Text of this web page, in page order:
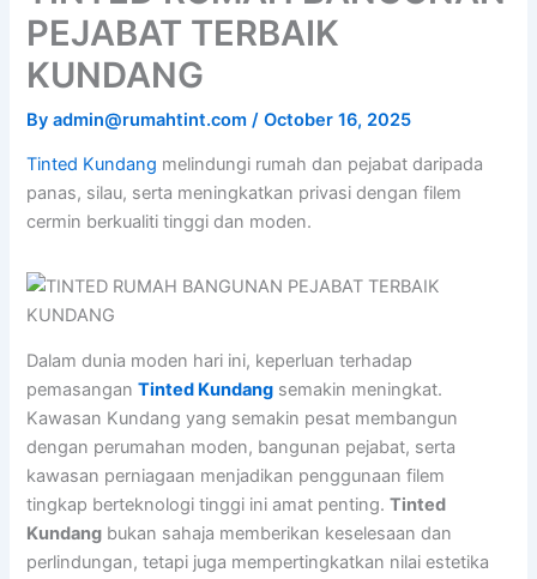
PEJABAT TERBAIK
KUNDANG
Byadmin@rumahtint.com/October 16, 2025
Tinted Kundang melindungi rumah dan pejabat daripada
panas, silau, serta meningkatkan privasi dengan filem
cermin berkualiti tinggi dan moden.
Dalam dunia moden hari ini, keperluan terhadap
pemasanganTinted Kundang semakin meningkat.
Kawasan Kundang yang semakin pesat membangun
dengan perumahan moden, bangunan pejabat, serta
kawasan perniagaan menjadikan penggunaan filem
tingkap berteknologi tinggi ini amat penting.Tinted
Kundang bukan sahaja memberikan keselesaan dan
perlindungan, tetapi juga mempertingkatkan nilai estetika